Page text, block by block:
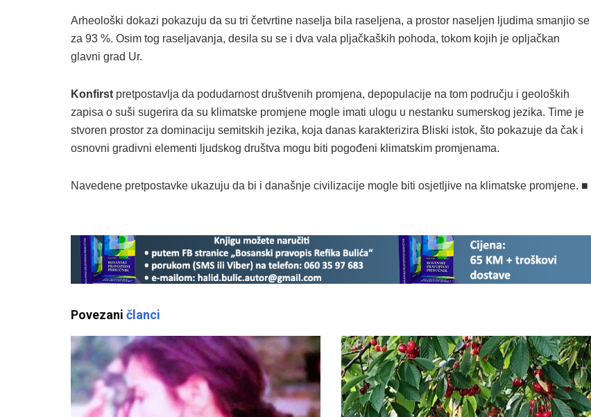
Arheološki dokazi pokazuju da su tri četvrtine naselja bila raseljena, a prostor naseljen ljudima smanjio se
za 93 %. Osim tog raseljavanja, desila su se i dva vala pljačkaških pohoda, tokom kojih je opljačkan
glavni grad Ur.
Konfirst pretpostavlja da podudarnost društvenih promjena, depopulacije na tom području i geoloških
zapisa o suši sugerira da su klimatske promjene mogle imati ulogu u nestanku sumerskog jezika. Time je
stvoren prostor za dominaciju semitskih jezika, koja danas karakterizira Bliski istok, što pokazuje da čak i
osnovni gradivni elementi ljudskog društva mogu biti pogođeni klimatskim promjenama.
Navedene pretpostavke ukazuju da bi i današnje civilizacije mogle biti osjetljive na klimatske promjene. ■
Povezani članci